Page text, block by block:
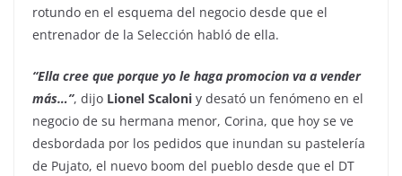
rotundo en el esquema del negocio desde que el
entrenador de la Selección habló de ella.
“Ella cree que porque yo le haga promocion va a vender
más…”, dijo Lionel Scaloni y desató un fenómeno en el
negocio de su hermana menor, Corina, que hoy se ve
desbordada por los pedidos que inundan su pastelería
de Pujato, el nuevo boom del pueblo desde que el DT